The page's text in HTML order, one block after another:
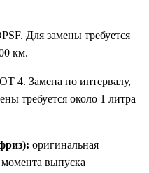
Для замены требуется
км.
4. Замена по интервалу,
требуется около 1 литра
оригинальная
выпуска